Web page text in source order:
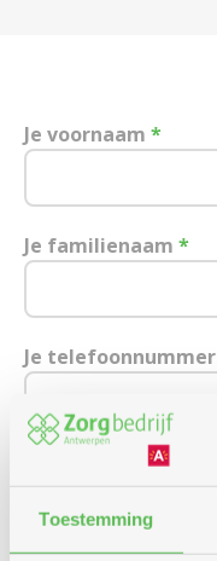
Toestemming
Je voornaam *
Je familienaam *
Je telefoonnummer
Je e-mailadres